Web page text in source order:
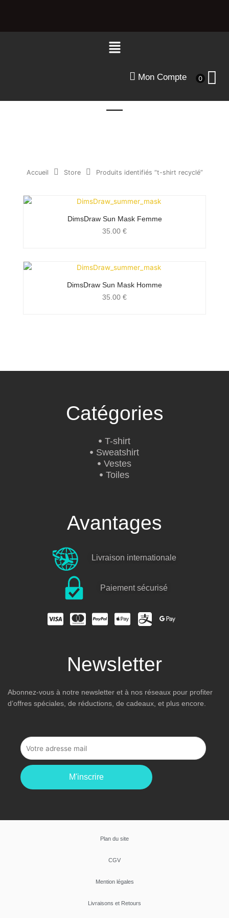
Menu
Mon Compte 0
Accueil Store Produits identifiés “t-shirt recyclé”
DimsDraw Sun Mask Femme
35.00 €
DimsDraw Sun Mask Homme
35.00 €
Catégories
T-shirt
Sweatshirt
Vestes
Toiles
Avantages
Livraison internationale
Paiement sécurisé
Newsletter
Abonnez-vous à notre newsletter et à nos réseaux pour profiter
d’offres spéciales, de réductions, de cadeaux, et plus encore.
M'inscrire
Plan du site
CGV
Mention légales
Livraisons et Retours